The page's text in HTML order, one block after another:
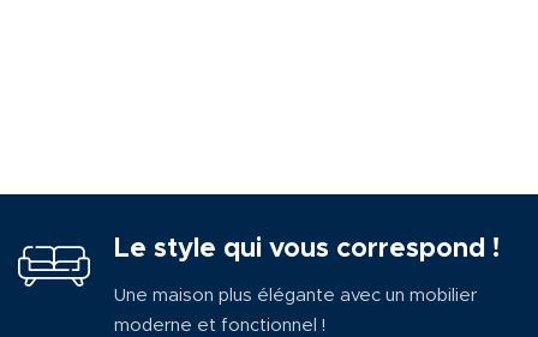
Le style qui vous correspond !
Une maison plus élégante avec un mobilier
moderne et fonctionnel !